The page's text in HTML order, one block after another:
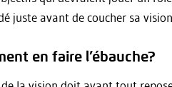
juste avant de coucher sa
en faire l’ébauche?